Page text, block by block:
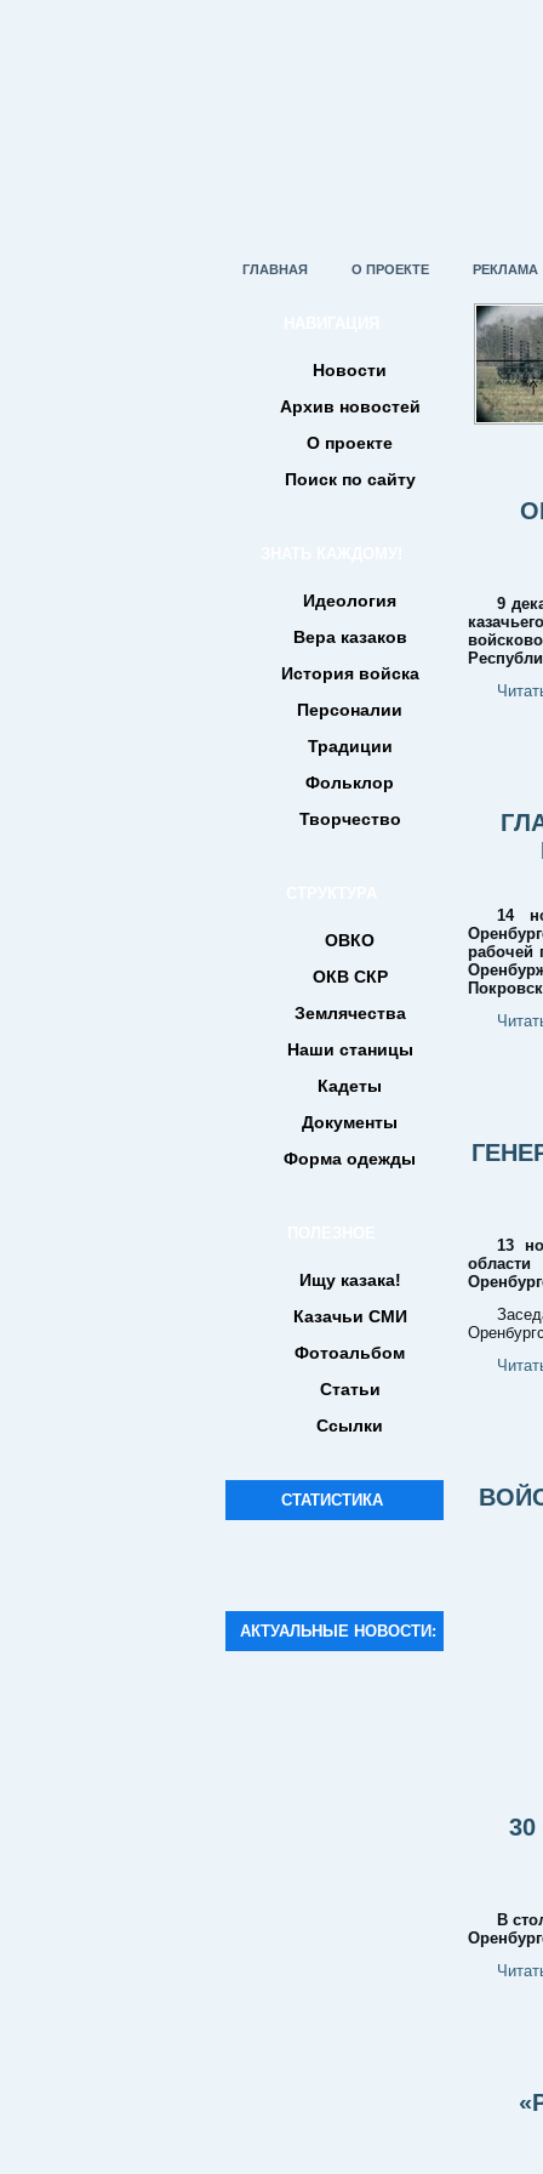
ГЛАВНАЯ О ПРОЕКТЕ РЕКЛАМА
Новости
Архив новостей
О проекте
Поиск по сайту
Идеология
Вера казаков
История войска
Персоналии
Традиции
Фольклор
Творчество
ОВКО
ОКВ СКР
Землячества
Наши станицы
Кадеты
Документы
Форма одежды
Ищу казака!
Казачьи СМИ
Фотоальбом
Статьи
Ссылки
СТАТИСТИКА
АКТУАЛЬНЫЕ НОВОСТИ:
9
14
рабочей
13
области
В